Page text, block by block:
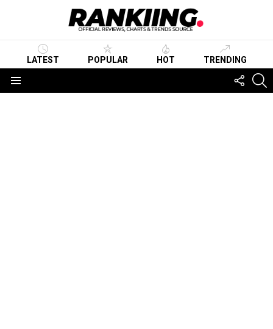
LATEST POPULAR HOT TRENDING
US